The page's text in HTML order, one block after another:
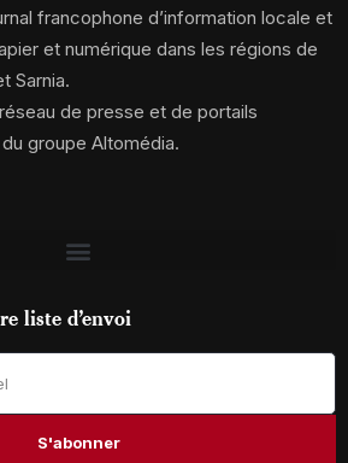
francophone d’information locale et
et numérique dans les régions de
Sarnia.
de presse et de portails
groupe Altomédia.
liste d’envoi